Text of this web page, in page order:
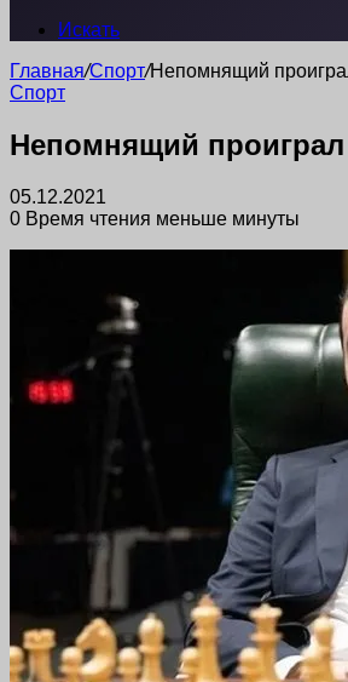
Искать
Главная/Спорт/Непомнящий
Спорт
Непомнящий проиграл
05.12.2021
0 Время чтения меньше минуты